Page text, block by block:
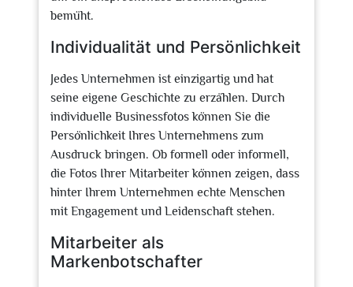
bemüht.
Individualität und Persönlichkeit
Jedes Unternehmen ist einzigartig und hat
seine eigene Geschichte zu erzählen. Durch
individuelle Businessfotos können Sie die
Persönlichkeit Ihres Unternehmens zum
Ausdruck bringen. Ob formell oder informell,
die Fotos Ihrer Mitarbeiter können zeigen, dass
hinter Ihrem Unternehmen echte Menschen
mit Engagement und Leidenschaft stehen.
Mitarbeiter als
Markenbotschafter